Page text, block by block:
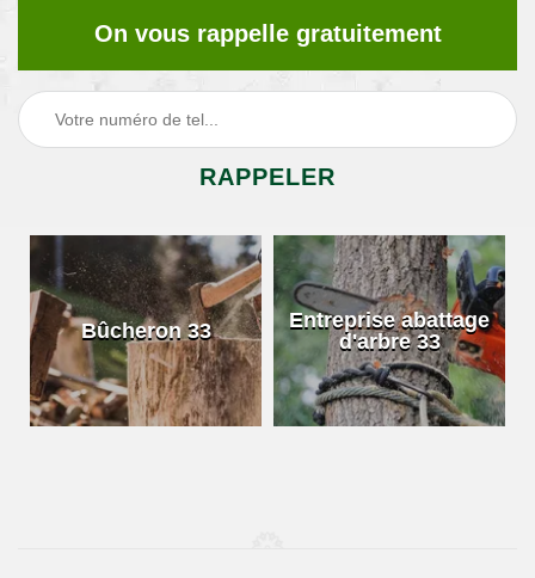
On vous rappelle gratuitement
Bûcheron 33
Entreprise abattage
d'arbre 33